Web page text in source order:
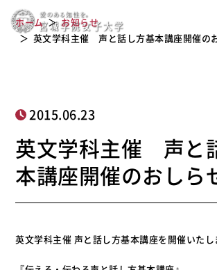
城
子
大
学
英文学科主催 声と話し方基
催のおしらせ
ホーム
お知らせ
英文学科主催 声と話し方基本講座開催の
2015.06.23
英文学科主催 声と
本講座開催のおしら
英文学科主催 声と話し方基本講座を開催いたし